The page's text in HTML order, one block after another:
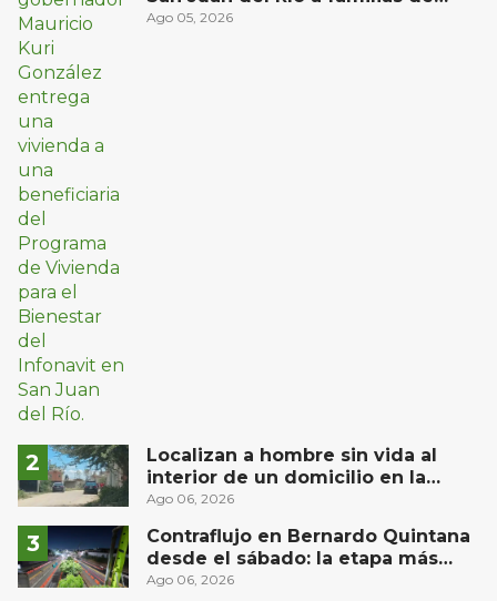
bajos ingresos
Ago 05, 2026
Localizan a hombre sin vida al
interior de un domicilio en la
comunidad El Rodeo, San Juan del
Ago 06, 2026
Contraflujo en Bernardo Quintana
desde el sábado: la etapa más
compleja del operativo vial
Ago 06, 2026